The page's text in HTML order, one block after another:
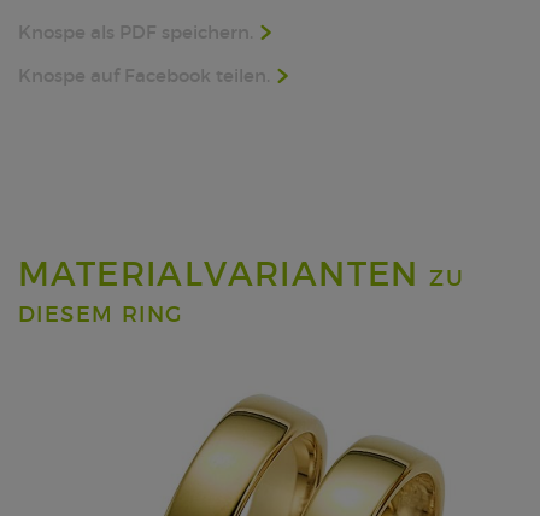
Knospe als PDF speichern.
Knospe auf Facebook teilen.
MATERIALVARIANTENZU
DIESEM RING